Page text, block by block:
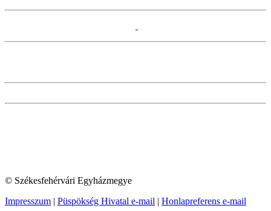
© Székesfehérvári Egyházmegye
Impresszum | Püspökség Hivatal e-mail | Honlapreferens e-mail